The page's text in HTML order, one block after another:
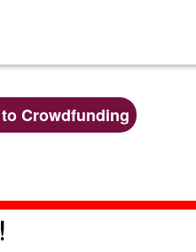
Crowdfunding